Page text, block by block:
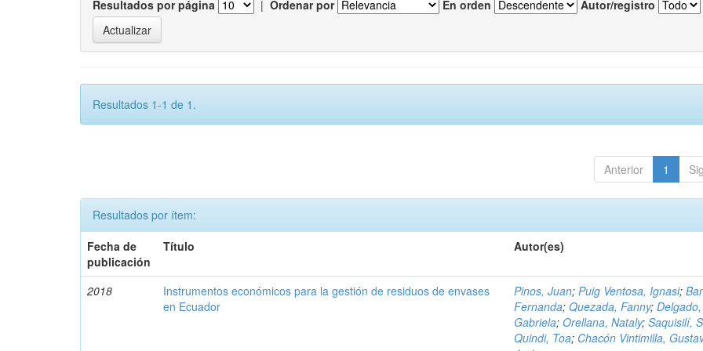
Resultados por página | Ordenar por En orden Autor/registro
Resultados 1-1 de 1.
Anterior 1
Resultados por ítem:
Fecha de
publicación
Título Autor(es)
2018
Instrumentos económicos para la gestión de residuos de envases
en Ecuador
Pinos, Juan;Puig Ventosa, Ignasi;
Fernanda;Quezada, Fanny;Delgado,
Gabriela;Orellana, Nataly;Saquisilí,
Quindi, Toa; Chacón Vintimilla,